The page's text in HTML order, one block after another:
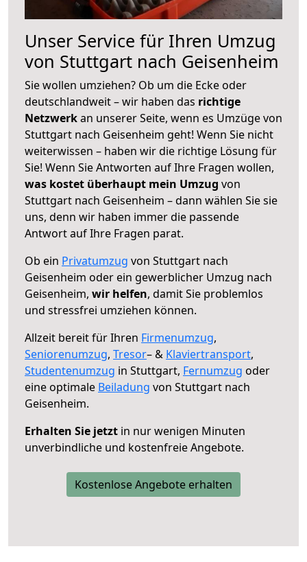
Unser Service für Ihren Umzug
von Stuttgart nach Geisenheim
Sie wollen umziehen? Ob um die Ecke oder
deutschlandweit – wir haben das richtige
Netzwerkan unserer Seite, wenn es Umzüge von
Stuttgart nach Geisenheim geht! Wenn Sie nicht
weiterwissen – haben wir die richtige Lösung für
Sie! Wenn Sie Antworten auf Ihre Fragen wollen,
was kostet überhaupt mein Umzug von
Stuttgart nach Geisenheim – dann wählen Sie sie
uns, denn wir haben immer die passende
Antwort auf Ihre Fragen parat.
Ob ein Privatumzug von Stuttgart nach
Geisenheim oder ein gewerblicher Umzug nach
Geisenheim, wir helfen, damit Sie problemlos
und stressfrei umziehen können.
Allzeit bereit für Ihren Firmenumzug,
Seniorenumzug, Tresor– & Klaviertransport,
Studentenumzug in Stuttgart, Fernumzug oder
eine optimale Beiladung von Stuttgart nach
Geisenheim.
Erhalten Sie jetzt in nur wenigen Minuten
unverbindliche und kostenfreie Angebote.
Kostenlose Angebote erhalten